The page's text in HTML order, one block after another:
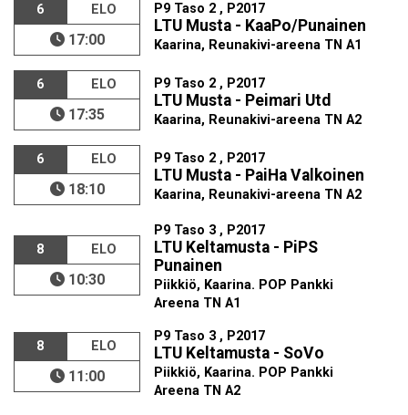
6 ELO
17:00
P9 Taso 2 , P2017
LTU Musta - KaaPo/Punainen
Kaarina, Reunakivi-areena TN A1
6 ELO
17:35
P9 Taso 2 , P2017
LTU Musta - Peimari Utd
Kaarina, Reunakivi-areena TN A2
6 ELO
18:10
P9 Taso 2 , P2017
LTU Musta - PaiHa Valkoinen
Kaarina, Reunakivi-areena TN A2
8 ELO
10:30
P9 Taso 3 , P2017
LTU Keltamusta - PiPS
Punainen
Piikkiö, Kaarina. POP Pankki
Areena TN A1
8 ELO
11:00
P9 Taso 3 , P2017
LTU Keltamusta - SoVo
Piikkiö, Kaarina. POP Pankki
Areena TN A2